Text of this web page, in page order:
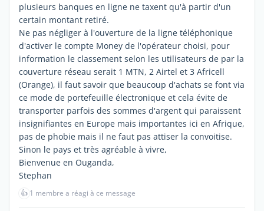
plusieurs banques en ligne ne taxent qu'à partir d'un
certain montant retiré.
Ne pas négliger à l'ouverture de la ligne téléphonique
d'activer le compte Money de l'opérateur choisi, pour
information le classement selon les utilisateurs de par la
couverture réseau serait 1 MTN, 2 Airtel et 3 Africell
(Orange), il faut savoir que beaucoup d'achats se font via
ce mode de portefeuille électronique et cela évite de
transporter parfois des sommes d'argent qui paraissent
insignifiantes en Europe mais importantes ici en Afrique,
pas de phobie mais il ne faut pas attiser la convoitise.
Sinon le pays et très agréable à vivre,
Bienvenue en Ouganda,
Stephan
👍 1 membre a réagi à ce message